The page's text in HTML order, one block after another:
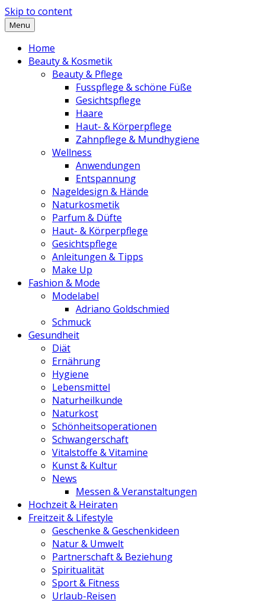
Skip to content
Menu
Home
Beauty & Kosmetik
Beauty & Pflege
Fusspflege & schöne Füße
Gesichtspflege
Haare
Haut- & Körperpflege
Zahnpflege & Mundhygiene
Wellness
Anwendungen
Entspannung
Nageldesign & Hände
Naturkosmetik
Parfum & Düfte
Haut- & Körperpflege
Gesichtspflege
Anleitungen & Tipps
Make Up
Fashion & Mode
Modelabel
Adriano Goldschmied
Schmuck
Gesundheit
Diät
Ernährung
Hygiene
Lebensmittel
Naturheilkunde
Naturkost
Schönheitsoperationen
Schwangerschaft
Vitalstoffe & Vitamine
Kunst & Kultur
News
Messen & Veranstaltungen
Hochzeit & Heiraten
Freitzeit & Lifestyle
Geschenke & Geschenkideen
Natur & Umwelt
Partnerschaft & Beziehung
Spiritualität
Sport & Fitness
Urlaub-Reisen